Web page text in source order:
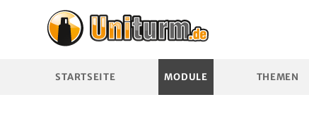
STARTSEITE MODULE THEMEN